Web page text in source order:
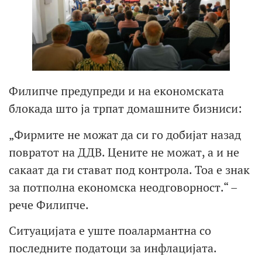
Филипче предупреди и на економската
блокада што ја трпат домашните бизниси:
„Фирмите не можат да си го добијат назад
повратот на ДДВ. Цените не можат, а и не
сакаат да ги стават под контрола. Тоа е знак
за потполна економска неодговорност.“ –
рече Филипче.
Ситуацијата е уште поалармантна со
последните податоци за инфлацијата.